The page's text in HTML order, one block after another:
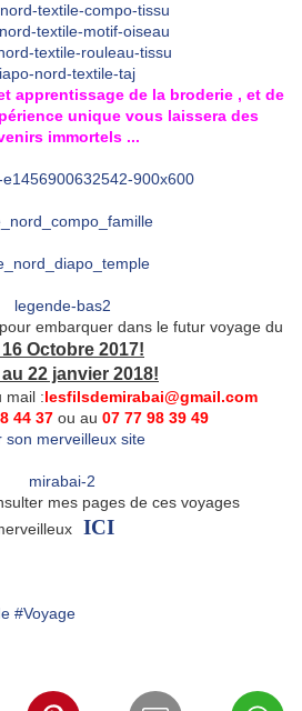
apprentissage de la broderie , et de
unique vous laissera des
immortels ...
embarquer dans le futur voyage du
Octobre 2017!
22 janvier 2018!
mail :lesfilsdemirabai@gmail.com
44 37ou au 07 77 98 39 49
son merveilleux site
mes pages de ces voyages
ICI
#Voyage